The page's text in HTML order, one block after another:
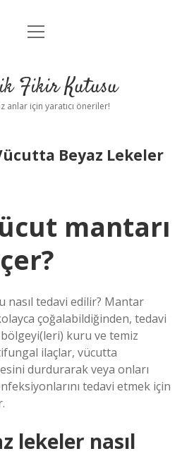
Anasayfa
Yasal Uyarı
menüyü
Fikir Kutusu
anlar için yaratıcı öneriler!
Beyaz Lekeler
mantarı
nasıl tedavi edilir? Mantar
çoğalabildiğinden, tedavi
kuru ve temiz
ilaçlar, vücutta
durdurarak veya onları
tedavi etmek için
lekeler nasıl